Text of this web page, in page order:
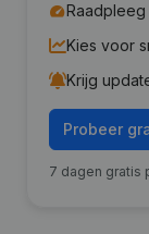
Kies voor
Krijg
Probeer
7 dagen gratis